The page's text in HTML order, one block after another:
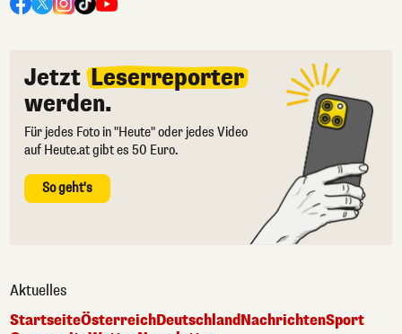
Jetzt Leserreporter
werden.
Für jedes Foto in "Heute" oder jedes Video
auf Heute.at gibt es 50 Euro.
So geht's
Aktuelles
StartseiteÖsterreichDeutschlandNachrichtenSport